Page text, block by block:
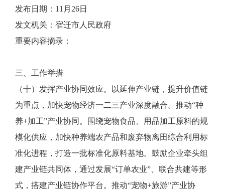
发布日期：11月26日
发文机关：宿迁市人民政府
重要内容摘录：
三、工作举措
（十）发挥产业协同效应。以延伸产业链，提升价值链
为重点，加快宠物经济一二三产业深度融合。推动“种
养+加工”产业协同。围绕宠物食品、用品加工原料的规
模化供应，加快种养端农产品和废弃物离田综合利用标
准化进程，打造一批标准化原料基地。鼓励企业牵头组
建产业链共同体，通过发展“订单农业”、联合共建等形
式，搭建产业链协作平台。推动“宠物+旅游”产业协